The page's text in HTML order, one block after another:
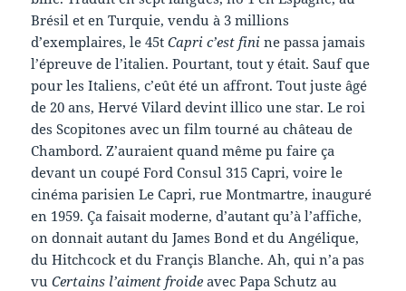
Brésil et en Turquie, vendu à 3 millions
d’exemplaires, le 45tCapri c’est fini ne passa jamais
l’épreuve de l’italien. Pourtant, tout y était. Sauf que
pour les Italiens, c’eût été un affront. Tout juste âgé
de 20 ans, Hervé Vilard devint illico une star. Le roi
des Scopitones avec un film tourné au château de
Chambord. Z’auraient quand même pu faire ça
devant un coupé Ford Consul 315 Capri, voire le
cinéma parisien Le Capri, rue Montmartre, inauguré
en 1959. Ça faisait moderne, d’autant qu’à l’affiche,
on donnait autant du James Bond et du Angélique,
du Hitchcock et du Françis Blanche. Ah, qui n’a pas
vuCertains l’aiment froideavec Papa Schutz au